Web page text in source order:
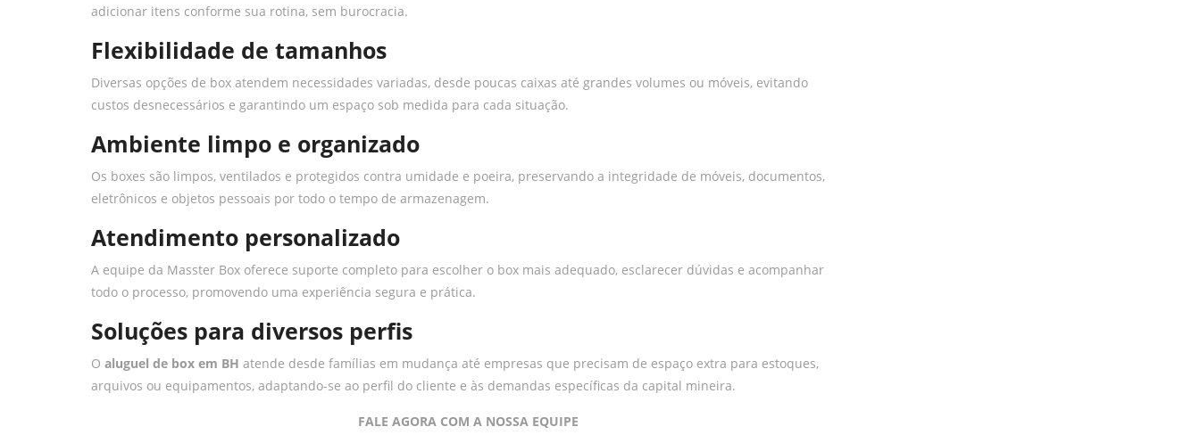
adicionar itens conforme sua rotina, sem burocracia.
Flexibilidade de tamanhos
Diversas opções de box atendem necessidades variadas, desde poucas caixas até grandes volumes ou móveis, evitando
custos desnecessários e garantindo um espaço sob medida para cada situação.
Ambiente limpo e organizado
Os boxes são limpos, ventilados e protegidos contra umidade e poeira, preservando a integridade de móveis, documentos,
eletrônicos e objetos pessoais por todo o tempo de armazenagem.
Atendimento personalizado
A equipe da Masster Box oferece suporte completo para escolher o box mais adequado, esclarecer dúvidas e acompanhar
todo o processo, promovendo uma experiência segura e prática.
Soluções para diversos perfis
O aluguel de box em BH atende desde famílias em mudança até empresas que precisam de espaço extra para estoques,
arquivos ou equipamentos, adaptando-se ao perfil do cliente e às demandas específicas da capital mineira.
FALE AGORA COM A NOSSA EQUIPE